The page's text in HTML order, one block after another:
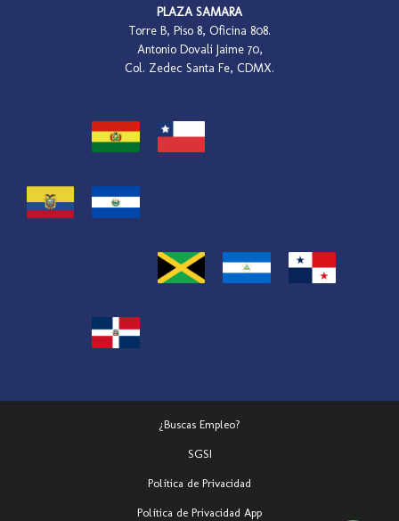
PLAZA SAMARA
Torre B, Piso 8, Oficina 808.
Antonio Dovali Jaime 70,
Col. Zedec Santa Fe, CDMX.
¿Buscas Empleo?
SGSI
Política de Privacidad
Política de Privacidad App